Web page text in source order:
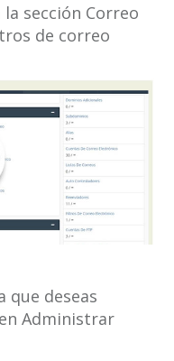
sección Correo
de correo
que deseas
Administrar